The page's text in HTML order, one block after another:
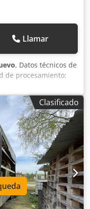
Llamar
, Datos técnicos de
de procesamiento:
de briquetas se
material de partida de
Diámetro de la
x 1100 x 1500
automático de la
de paletas
para tubo de
- Ventana de
Aciof Requisitos
de briquetas: -
seco) debe estar
del 18 % - Longitud
Clasificado